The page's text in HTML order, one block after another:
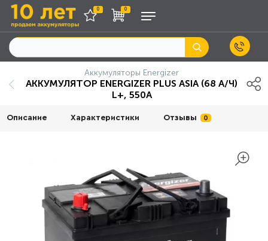
0 0
Аккумуляторы Energizer
АККУМУЛЯТОР ENERGIZER PLUS ASIA (68 А/Ч)
L+, 550А
Описание Характеристики Отзывы 0